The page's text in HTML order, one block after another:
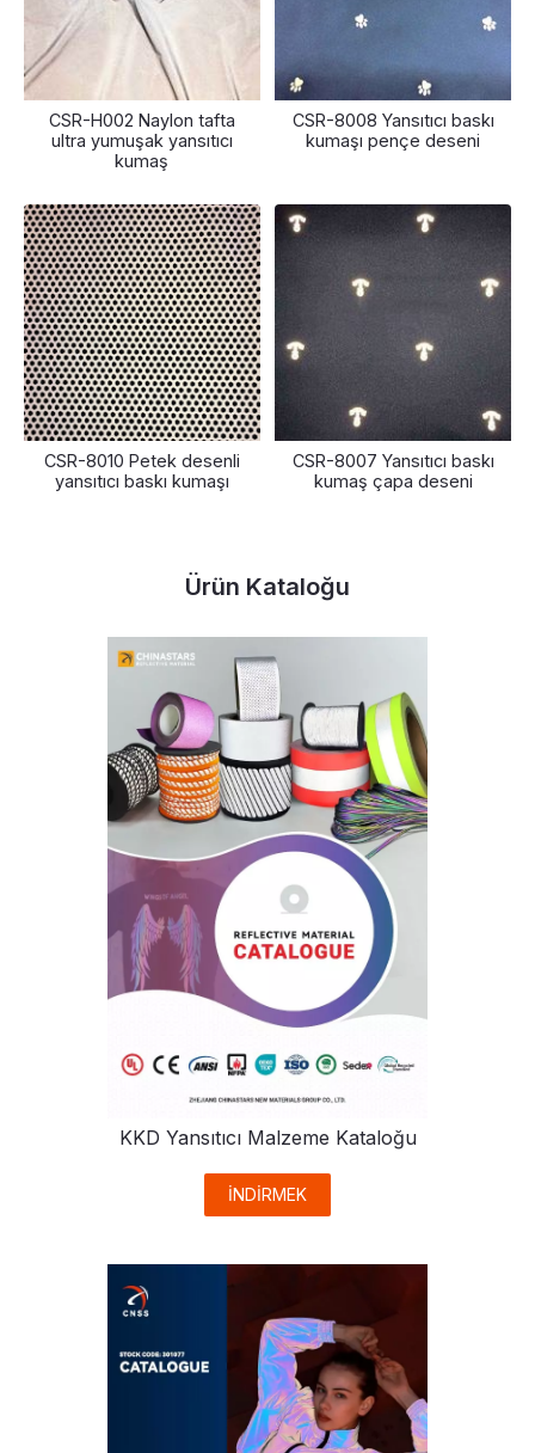
CSR-H002 Naylon tafta
ultra yumuşak yansıtıcı
kumaş
CSR-8008 Yansıtıcı baskı
kumaşı pençe deseni
CSR-8010 Petek desenli
yansıtıcı baskı kumaşı
CSR-8007 Yansıtıcı baskı
kumaş çapa deseni
Ürün Kataloğu
KKD Yansıtıcı Malzeme Kataloğu
İNDİRMEK